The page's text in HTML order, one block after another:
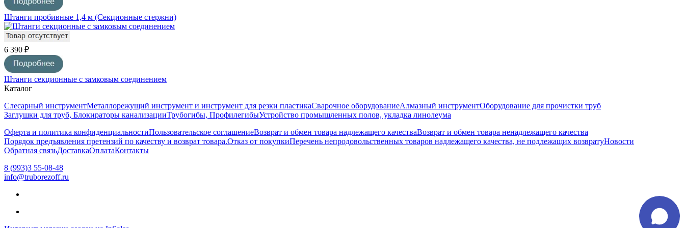
Штанги пробивные 1,4 м (Секционные стержни)
6 390 ₽
Штанги секционные с замковым соединением
Каталог
Слесарный инструментМеталлорежущий инструмент и инструмент для резки пластикаСварочное оборудованиеАлмазный инструментОборудование для прочистки труб
Заглушки для труб, Блокираторы канализацииТрубогибы, ПрофилегибыУстройство промышленных полов, укладка линолеума
Оферта и политика конфиденциальностиПользовательское соглашениеВозврат и обмен товара надлежащего качестваВозврат и обмен товара ненадлежащего качества
Порядок предъявления претензий по качеству и возврат товара.Отказ от покупкиПеречень непродовольственных товаров надлежащего качества, не подлежащих возвратуНовости
Обратная связьДоставкаОплатаКонтакты
8 (993)3 55-08-48
info@truborezoff.ru